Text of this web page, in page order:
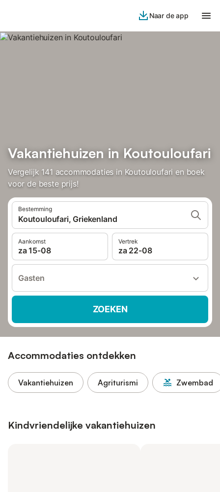
Naar de app
Vakantiehuizen in Koutouloufari
Vergelijk 141 accommodaties in Koutouloufari en boek
voor de beste prijs!
Bestemming
Koutouloufari, Griekenland
Aankomst
za 15-08
Vertrek
za 22-08
Gasten
ZOEKEN
Accommodaties ontdekken
Vakantiehuizen Agriturismi Zwembad
Kindvriendelijke vakantiehuizen